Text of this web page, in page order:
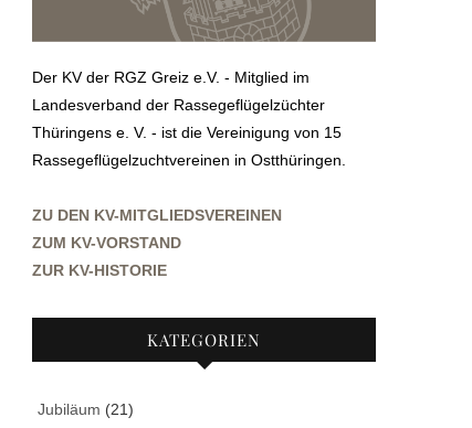
Der KV der RGZ Greiz e.V. - Mitglied im
Landesverband der Rassegeflügelzüchter
Thüringens e. V. - ist die Vereinigung von 15
Rassegeflügelzuchtvereinen in Ostthüringen.
ZU DEN KV-MITGLIEDSVEREINEN
ZUM KV-VORSTAND
ZUR KV-HISTORIE
KATEGORIEN
Jubiläum (21)